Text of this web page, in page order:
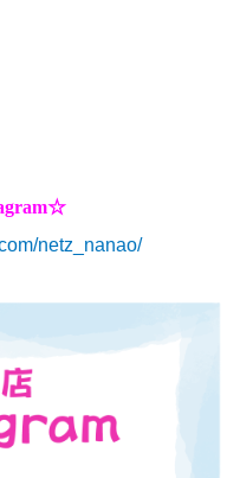
netz_nanao/